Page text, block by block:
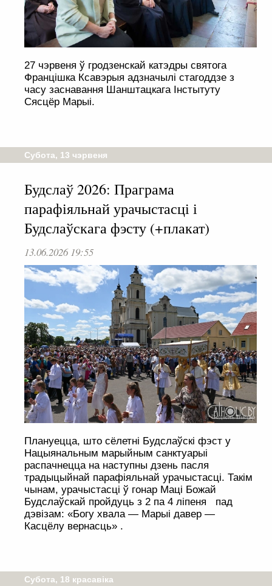
27 чэрвеня ў гродзенскай катэдры святога
Францішка Ксавэрыя адзначылі стагоддзе з
часу заснавання Шанштацкага Інстытуту
Сясцёр Марыі.
Субота, 13 чэрвеня
Будслаў 2026: Праграма
парафіяльнай урачыстасці і
Будслаўскага фэсту (+плакат)
13.06.2026 19:55
Плануецца, што сёлетні Будслаўскі фэст у
Нацыянальным марыйным санктуарыі
распачнецца на наступны дзень пасля
традыцыйнай парафіяльнай урачыстасці. Такім
чынам, урачыстасці ў гонар Маці Божай
Будслаўскай пройдуць з 2 па 4 ліпеня пад
дэвізам: «Богу хвала — Марыі давер —
Касцёлу вернасць» .
Субота, 18 красавіка